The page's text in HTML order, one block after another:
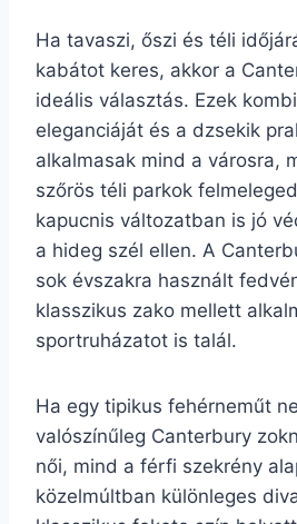
Ha tavaszi, őszi és téli
kabátot keres, akkor a
ideális választás. Ezek
eleganciáját és a dzsekik
alkalmasak mind a városra,
szőrös téli parkok
kapucnis változatban is jó
a hideg szél ellen. A
sok évszakra használt
klasszikus zako mellett
sportruházatot is talál.
Ha egy tipikus fehérneműt
valószínűleg Canterbury
női, mind a férfi szekrény
közelmúltban különleges